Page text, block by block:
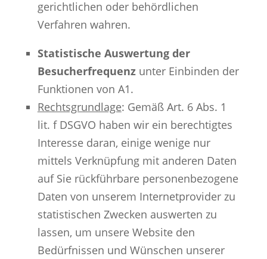
gerichtlichen oder behördlichen
Verfahren wahren.
Statistische Auswertung der
Besucherfrequenzunter Einbinden der
Funktionen von A1.
Rechtsgrundlage: Gemäß Art. 6 Abs. 1
lit. f DSGVO haben wir ein berechtigtes
Interesse daran, einige wenige nur
mittels Verknüpfung mit anderen Daten
auf Sie rückführbare personenbezogene
Daten von unserem Internetprovider zu
statistischen Zwecken auswerten zu
lassen, um unsere Website den
Bedürfnissen und Wünschen unserer